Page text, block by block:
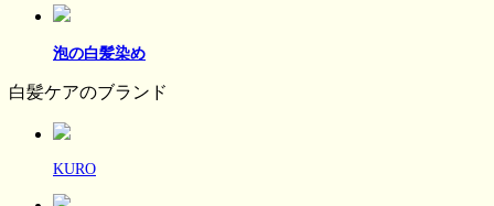
泡の白髪染め
白髪ケアのブランド
KURO